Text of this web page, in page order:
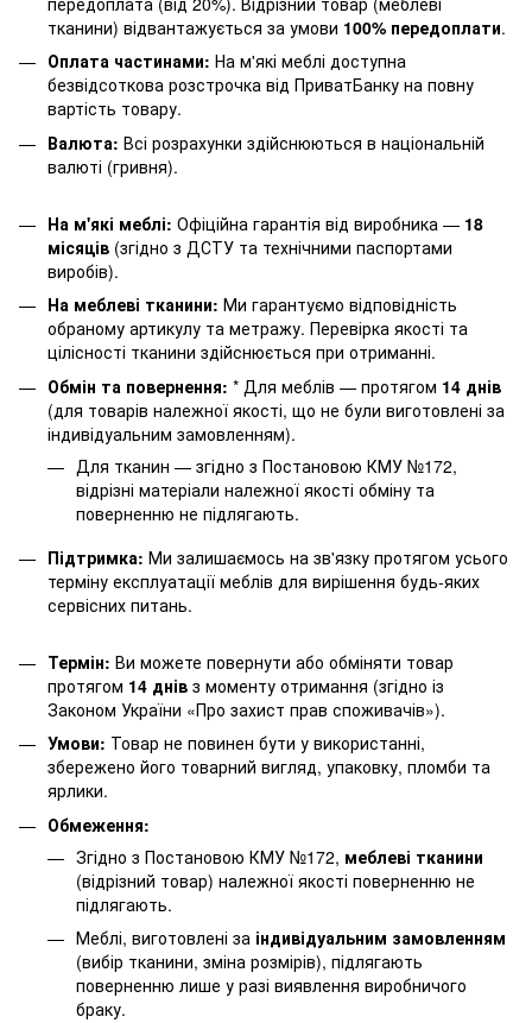
тканини) відвантажується за умови 100% передоплати.
Оплата частинами: На м'які меблі доступна
безвідсоткова розстрочка від ПриватБанку на повну
вартість товару.
Валюта: Всі розрахунки здійснюються в національній
валюті (гривня).
На м'які меблі: Офіційна гарантія від виробника — 18
місяців (згідно з ДСТУ та технічними паспортами
виробів).
На меблеві тканини: Ми гарантуємо відповідність
обраному артикулу та метражу. Перевірка якості та
цілісності тканини здійснюється при отриманні.
Обмін та повернення: * Для меблів — протягом 14 днів
(для товарів належної якості, що не були виготовлені за
індивідуальним замовленням).
Для тканин — згідно з Постановою КМУ №172,
відрізні матеріали належної якості обміну та
поверненню не підлягають.
Підтримка: Ми залишаємось на зв'язку протягом усього
терміну експлуатації меблів для вирішення будь-яких
сервісних питань.
Термін: Ви можете повернути або обміняти товар
протягом 14 днів з моменту отримання (згідно із
Законом України «Про захист прав споживачів»).
Умови: Товар не повинен бути у використанні,
збережено його товарний вигляд, упаковку, пломби та
ярлики.
Обмеження:
Згідно з Постановою КМУ №172, меблеві тканини
(відрізний товар) належної якості поверненню не
підлягають.
Меблі, виготовлені за індивідуальним замовленням
(вибір тканини, зміна розмірів), підлягають
поверненню лише у разі виявлення виробничого
браку.